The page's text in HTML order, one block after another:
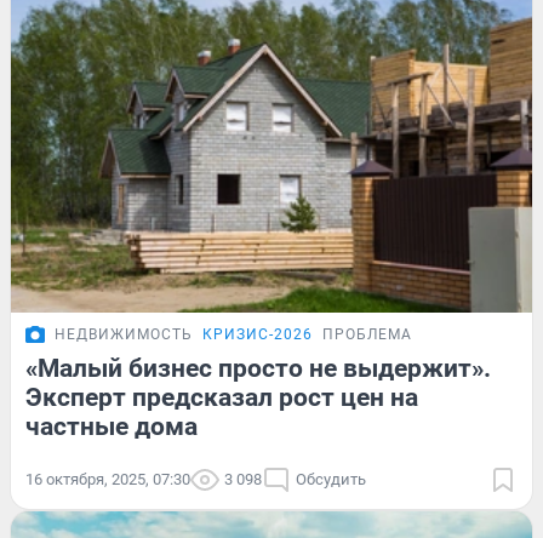
НЕДВИЖИМОСТЬ КРИЗИС-2026 ПРОБЛЕМА
«Малый бизнес просто не выдержит».
Эксперт предсказал рост цен на
частные дома
16 октября, 2025, 07:30 3 098 Обсудить